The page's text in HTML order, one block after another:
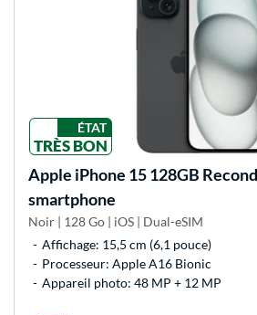
ÉTAT
TRÈS BON
Apple iPhone 15 128GB
smartphone
Noir | 128 Go | iOS | Dual-eSIM
Affichage: 15,5 cm (6,1 pouce)
Processeur: Apple A16 Bionic
Appareil photo: 48 MP + 12 MP